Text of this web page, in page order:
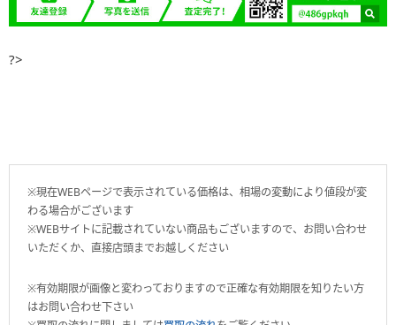
?>
※現在WEBページで表示されている価格は、相場の変動により値段が変
わる場合がございます
※WEBサイトに記載されていない商品もございますので、お問い合わせ
いただくか、直接店頭までお越しください
※有効期限が画像と変わっておりますので正確な有効期限を知りたい方
はお問い合わせ下さい